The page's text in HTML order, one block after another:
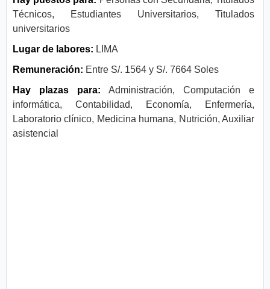
Técnicos, Estudiantes Universitarios, Titulados
universitarios
Lugar de labores: LIMA
Remuneración: Entre S/. 1564 y S/. 7664 Soles
Hay plazas para: Administración, Computación e
informática, Contabilidad, Economía, Enfermería,
Laboratorio clínico, Medicina humana, Nutrición, Auxiliar
asistencial